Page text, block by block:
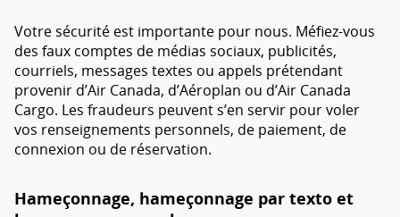
Votre sécurité est importante pour nous. Méfiez-vous
des faux comptes de médias sociaux, publicités,
courriels, messages textes ou appels prétendant
provenir d’Air Canada, d’Aéroplan ou d’Air Canada
Cargo. Les fraudeurs peuvent s’en servir pour voler
vos renseignements personnels, de paiement, de
connexion ou de réservation.
Hameçonnage, hameçonnage par texto et